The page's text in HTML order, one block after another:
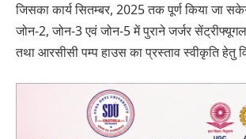
जिसका कार्य सितम्बर, 2025 तक पूर्ण किया जा
जोन-2, जोन-3 एवं जोन-5 में पुराने जर्जर
तथा आरसीसी पम्प हाउस का प्रस्ताव स्वीकृति हेतु